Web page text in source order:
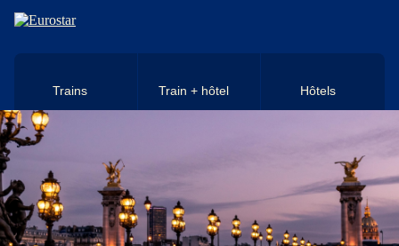
Aller au contenu principal
Trains Train + hôtel Hôtels